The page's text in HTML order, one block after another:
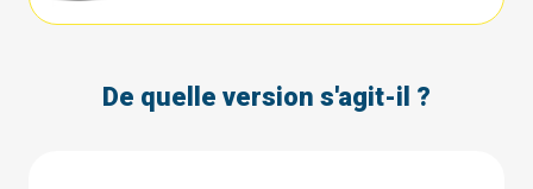
De quelle version s'agit-il ?